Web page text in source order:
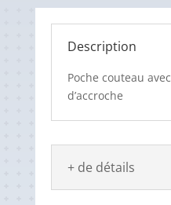
Description
Poche couteau
d’accroche
+ de détails